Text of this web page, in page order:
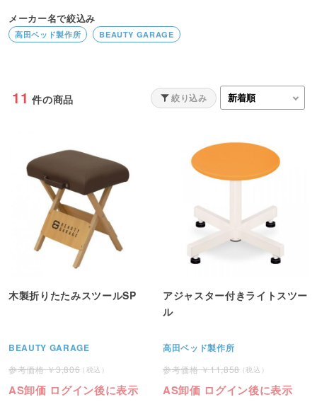
メーカー名で絞込み
高田ベッド製作所 BEAUTY GARAGE
11 件の商品 絞り込み
木製折りたたみスツールSP
BEAUTY GARAGE
3,806
AS卸価 ログイン後に表示
アジャスター付きライトスツー
ル
高田ベッド製作所
11,858
AS卸価 ログイン後に表示